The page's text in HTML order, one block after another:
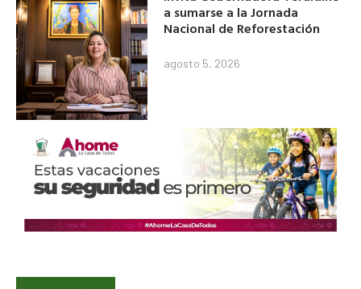
a sumarse a la Jornada
Nacional de Reforestación
agosto 5, 2026